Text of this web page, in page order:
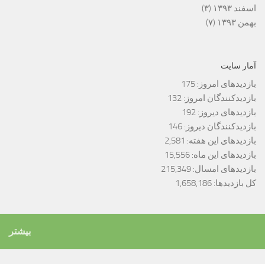
اسفند ۱۳۹۳
(۳)
بهمن ۱۳۹۳
(۷)
آمار سایت
بازدیدهای امروز: 175
بازدیدکنندگان امروز: 132
بازدیدهای دیروز: 192
بازدیدکنندگان دیروز: 146
بازدیدهای این هفته: 2,581
بازدیدهای این ماه: 15,556
بازدیدهای امسال: 215,349
کل بازدیدها: 1,658,186
بیشتر